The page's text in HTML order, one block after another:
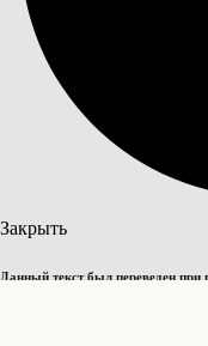
Закрыть
Данный текст был переведен